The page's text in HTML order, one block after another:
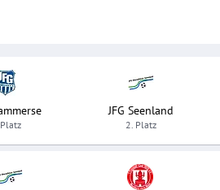
JFG Seenland
2. Platz